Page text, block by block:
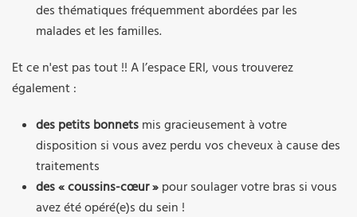
des thématiques fréquemment abordées par les
malades et les familles.
Et ce n'est pas tout !! A l’espace ERI, vous trouverez
également :
des petits bonnets mis gracieusement à votre
disposition si vous avez perdu vos cheveux à cause des
traitements
des « coussins-cœur » pour soulager votre bras si vous
avez été opéré(e)s du sein !